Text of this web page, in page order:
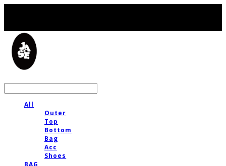
All
Outer
Top
Bottom
Bag
Acc
Shoes
BAG